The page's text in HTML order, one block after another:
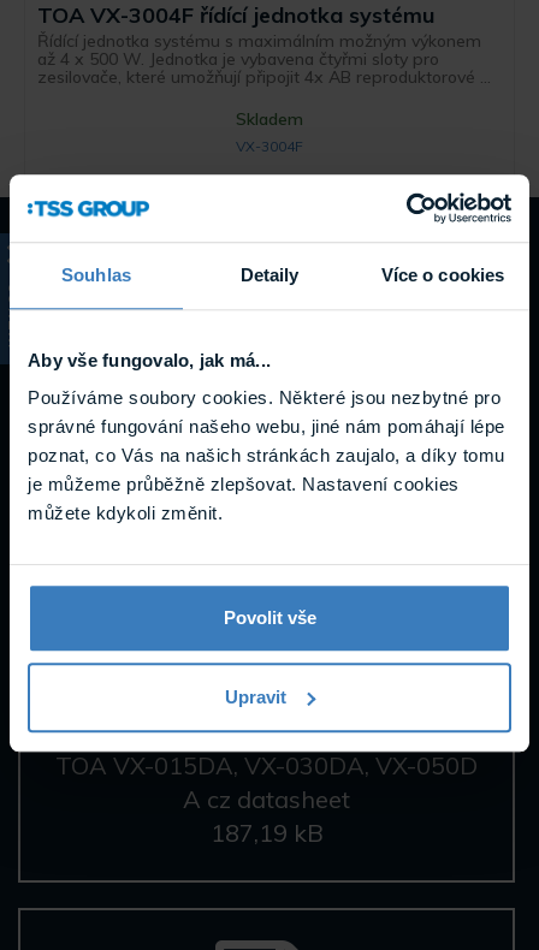
Souhlas Detaily Více o cookies
Aby vše fungovalo, jak má...
Používáme soubory cookies. Některé jsou nezbytné pro
správné fungování našeho webu, jiné nám pomáhají lépe
poznat, co Vás na našich stránkách zaujalo, a díky tomu
je můžeme průběžně zlepšovat. Nastavení cookies
můžete kdykoli změnit.
Povolit vše
Upravit
KATALOG
TOA VX-3004F řídící jednotka systému
Řídící jednotka systému s maximálním možným výkonem
až 4 x 500 W. Jednotka je vybavena čtyřmi sloty pro
zesilovače, které umožňují připojit 4x AB reproduktorové ...
Skladem
VX-3004F
Návody a
podpora
Datasheety
TOA VX-015DA, VX-030DA, VX-050D
A cz datasheet
187,19 kB